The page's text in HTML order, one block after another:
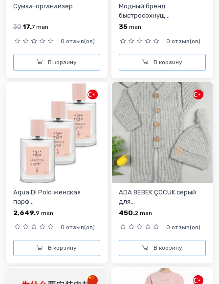
Сумка-органайзер
3017.7 man
0 отзыв(ов)
В корзину
Модный бренд
быстросохнущ...
35 man
0 отзыв(ов)
В корзину
Aqua Di Polo женская
парф...
2,649.9 man
0 отзыв(ов)
В корзину
ADA BEBEK ÇOCUK серый
для...
450.2 man
0 отзыв(ов)
В корзину